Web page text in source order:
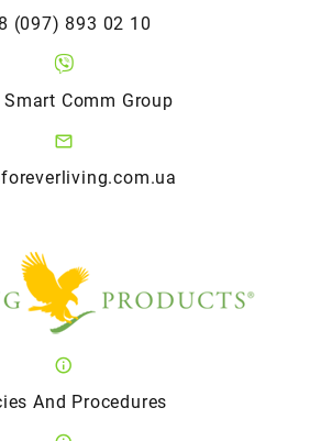
(097) 893 02 10
Smart Comm Group
And Procedures